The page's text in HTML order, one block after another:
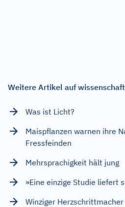
Weitere Artikel auf
Was ist Licht?
Maispflanzen warnen ihre
Fressfeinden
Mehrsprachigkeit hält jung
»Eine einzige Studie liefert
Winziger